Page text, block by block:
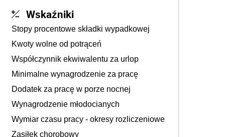
Wskaźniki
Stopy procentowe składki wypadkowej
Kwoty wolne od potrąceń
Współczynnik ekwiwalentu za urlop
Minimalne wynagrodzenie za pracę
Dodatek za pracę w porze nocnej
Wynagrodzenie młodocianych
Wymiar czasu pracy - okresy rozliczeniowe
Zasiłek chorobowy